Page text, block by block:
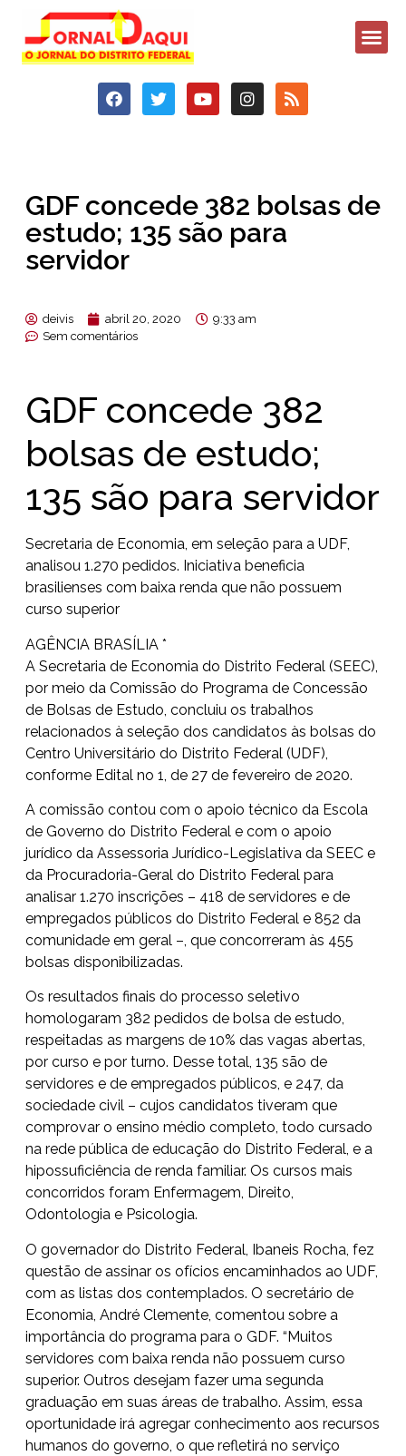
GDF concede 382 bolsas de
estudo; 135 são para
servidor
deivis abril 20, 2020
9:33 am
Sem comentários
GDF concede 382
bolsas de estudo;
135 são para servidor
Secretaria de Economia, em seleção para a UDF,
analisou 1.270 pedidos. Iniciativa beneficia
brasilienses com baixa renda que não possuem
curso superior
AGÊNCIA BRASÍLIA *
A Secretaria de Economia do Distrito Federal (SEEC),
por meio da Comissão do Programa de Concessão
de Bolsas de Estudo, concluiu os trabalhos
relacionados à seleção dos candidatos às bolsas do
Centro Universitário do Distrito Federal (UDF),
conforme Edital no 1, de 27 de fevereiro de 2020.
A comissão contou com o apoio técnico da Escola
de Governo do Distrito Federal e com o apoio
jurídico da Assessoria Jurídico-Legislativa da SEEC e
da Procuradoria-Geral do Distrito Federal para
analisar 1.270 inscrições – 418 de servidores e de
empregados públicos do Distrito Federal e 852 da
comunidade em geral –, que concorreram às 455
bolsas disponibilizadas.
Os resultados finais do processo seletivo
homologaram 382 pedidos de bolsa de estudo,
respeitadas as margens de 10% das vagas abertas,
por curso e por turno. Desse total, 135 são de
servidores e de empregados públicos, e 247, da
sociedade civil – cujos candidatos tiveram que
comprovar o ensino médio completo, todo cursado
na rede pública de educação do Distrito Federal, e a
hipossuficiência de renda familiar. Os cursos mais
concorridos foram Enfermagem, Direito,
Odontologia e Psicologia.
O governador do Distrito Federal, Ibaneis Rocha, fez
questão de assinar os ofícios encaminhados ao UDF,
com as listas dos contemplados. O secretário de
Economia, André Clemente, comentou sobre a
importância do programa para o GDF. “Muitos
servidores com baixa renda não possuem curso
superior. Outros desejam fazer uma segunda
graduação em suas áreas de trabalho. Assim, essa
oportunidade irá agregar conhecimento aos recursos
humanos do governo, o que refletirá no serviço